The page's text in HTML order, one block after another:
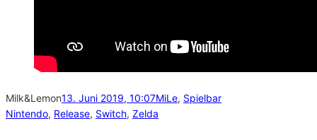
Milk&Lemon13. Juni 2019, 10:07MiLe, Spielbar
Nintendo, Release, Switch, Zelda